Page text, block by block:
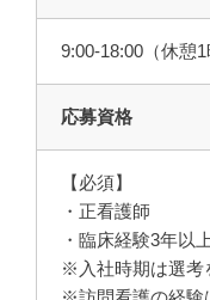
9:00-18:00（休憩1
応募資格
【必須】
・正看護師
・臨床経験3年以上
※入社時期は選考